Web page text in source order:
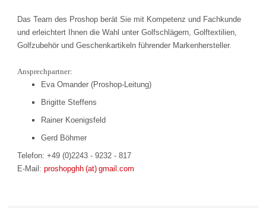
Das Team des Proshop berät Sie mit Kompetenz und Fachkunde
und erleichtert Ihnen die Wahl unter Golfschlägern, Golftextilien,
Golfzubehör und Geschenkartikeln führender Markenhersteller.
Ansprechpartner:
Eva Omander (Proshop-Leitung)
Brigitte Steffens
Rainer Koenigsfeld
Gerd Böhmer
Telefon: +49 (0)2243 - 9232 - 817
E-Mail:proshopghh (at) gmail.com